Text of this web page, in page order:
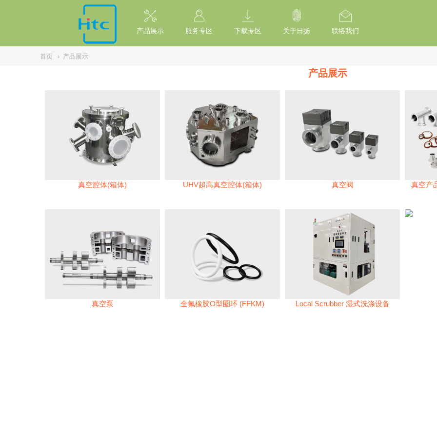
// replaced by scott on 2026/7/20 reason: high risk: Unsafe Implementation Of Subresource Integrity /*
产品展示 服务专区 下载专区 关于日扬 联络我们
首页 › 产品展示
产品展示
真空腔体(箱体) UHV超高真空腔体(箱体) 真空阀 真空产
真空泵 全氟橡胶O型圈环 (FFKM) Local Scrubber 湿式洗涤设备